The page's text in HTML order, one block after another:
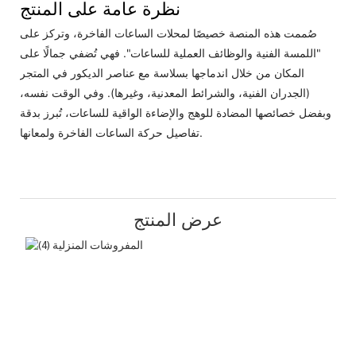
نظرة عامة على المنتج
صُممت هذه المنصة خصيصًا لمحلات الساعات الفاخرة، وتركز على
"اللمسة الفنية والوظائف العملية للساعات". فهي تُضفي جمالًا على
المكان من خلال اندماجها بسلاسة مع عناصر الديكور في المتجر
(الجدران الفنية، والشرائط المعدنية، وغيرها). وفي الوقت نفسه،
وبفضل خصائصها المضادة للوهج والإضاءة الواقية للساعات، تُبرز بدقة
تفاصيل حركة الساعات الفاخرة ولمعانها.
عرض المنتج